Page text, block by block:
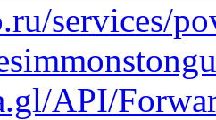
services/
API/